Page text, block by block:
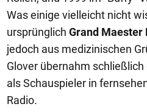
Was einige vielleicht nicht
ursprünglich Grand Maester
jedoch aus medizinischen
Glover übernahm
als Schauspieler in
Radio.